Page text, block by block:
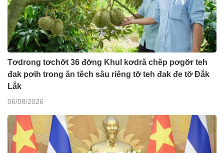
Tơdrong tơchơ̆t 36 đơ̆ng Khul kơdră chĕp pơgơ̆r teh
đak pơih trong ăn tĕch sâu riêng tơ̆ teh đak đe tơ̆ Đắk
Lắk
06/08/2026